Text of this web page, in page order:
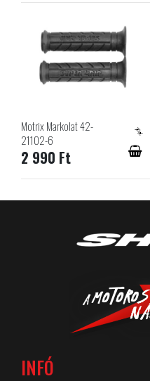
Motrix Markolat 42-
21102-6
2 990 Ft
INFÓ